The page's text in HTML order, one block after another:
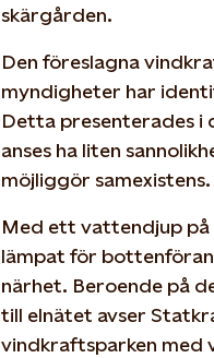
skärgården.
Den föreslagna
myndigheter har
Detta presenterades i
anses ha liten
möjliggör samexistens.
Med ett vattendjup på
lämpat för
närhet. Beroende på
till elnätet avser
vindkraftsparken med